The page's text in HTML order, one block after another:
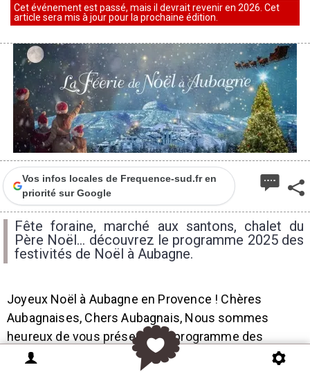
Cet événement est passé, mais il devrait revenir en 2026. Cet
article sera mis à jour pour la prochaine édition.
Vos infos locales de Frequence-sud.fr en
priorité sur Google
Fête foraine, marché aux santons, chalet du
Père Noël... découvrez le programme 2025 des
festivités de Noël à Aubagne.
Joyeux Noël à Aubagne en Provence ! Chères
Aubagnaises, Chers Aubagnais, Nous sommes
heureux de vous présenter le programme des
animations des fêtes de Noël et de fin d’année.